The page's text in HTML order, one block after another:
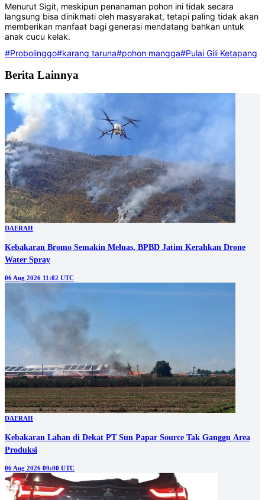
Menurut Sigit, meskipun penanaman pohon ini tidak secara
langsung bisa dinikmati oleh masyarakat, tetapi paling tidak akan
memberikan manfaat bagi generasi mendatang bahkan untuk
anak cucu kelak.
#Probolinggo#karang taruna#pohon mangga#Pulai Gili Ketapang
Berita Lainnya
DAERAH
Kebakaran Bromo Semakin Meluas, BPBD Jatim Kerahkan Drone
Water Spray
06 Aug 2026 11:02 UTC
DAERAH
Kebakaran Lahan di Dekat PT Sun Papar Source Tak Ganggu Area
Produksi
06 Aug 2026 09:00 UTC